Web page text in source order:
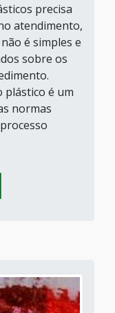
precisa
atendimento,
é simples e
sobre os
plástico é um
normas